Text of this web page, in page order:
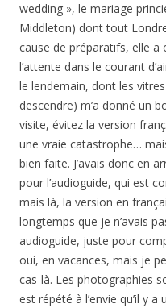
wedding », le mariage
Middleton) dont tout
cause de préparatifs, elle
l’attente dans le courant
le lendemain, dont les
descendre) m’a donné un
visite, évitez la version
une vraie catastrophe…
bien faite. J’avais donc en
pour l’audioguide, qui est
mais là, la version en
longtemps que je n’avais
audioguide, juste pour
oui, en vacances, mais je
cas-là. Les photographies
est répété à l’envie qu’il y